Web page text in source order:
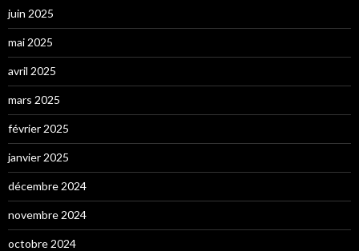
juin 2025
mai 2025
avril 2025
mars 2025
février 2025
janvier 2025
décembre 2024
novembre 2024
octobre 2024